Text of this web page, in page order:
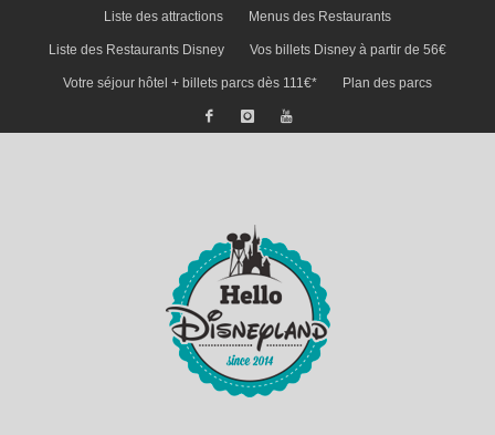
Liste des attractions Menus des Restaurants
Liste des Restaurants Disney Vos billets Disney à partir de 56€
Votre séjour hôtel + billets parcs dès 111€* Plan des parcs